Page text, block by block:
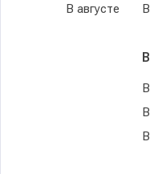
В августе